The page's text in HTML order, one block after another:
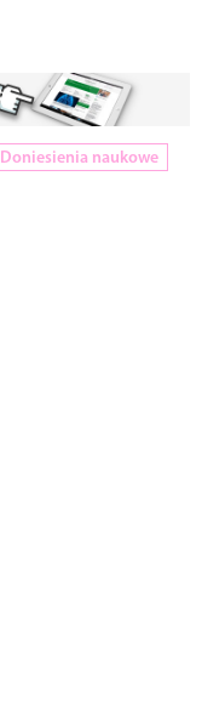
Doniesienia naukowe